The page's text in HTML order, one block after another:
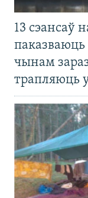
13 сэансаў
чынам
трапляюць